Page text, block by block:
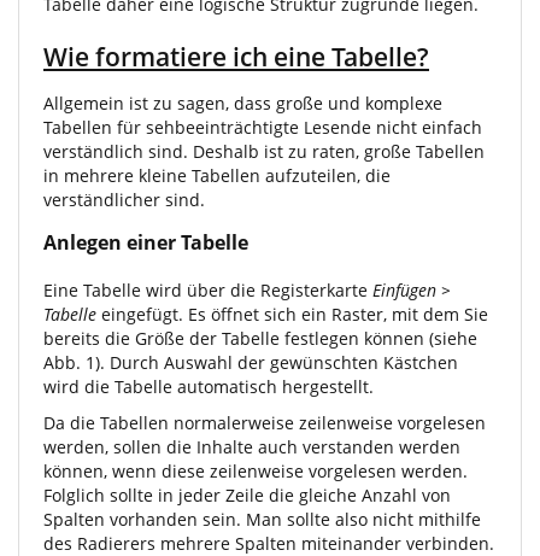
Wie formatiere ich eine Tabelle?
Allgemein ist zu sagen, dass große und komplexe
Tabellen für sehbeeinträchtigte Lesende nicht einfach
verständlich sind. Deshalb ist zu raten, große Tabellen
in mehrere kleine Tabellen aufzuteilen, die
verständlicher sind.
Anlegen einer Tabelle
Eine Tabelle wird über die Registerkarte Einfügen >
Tabelle eingefügt. Es öffnet sich ein Raster, mit dem Sie
bereits die Größe der Tabelle festlegen können (siehe
Abb. 1). Durch Auswahl der gewünschten Kästchen
wird die Tabelle automatisch hergestellt.
Da die Tabellen normalerweise zeilenweise vorgelesen
werden, sollen die Inhalte auch verstanden werden
können, wenn diese zeilenweise vorgelesen werden.
Folglich sollte in jeder Zeile die gleiche Anzahl von
Spalten vorhanden sein. Man sollte also nicht mithilfe
des Radierers mehrere Spalten miteinander verbinden.